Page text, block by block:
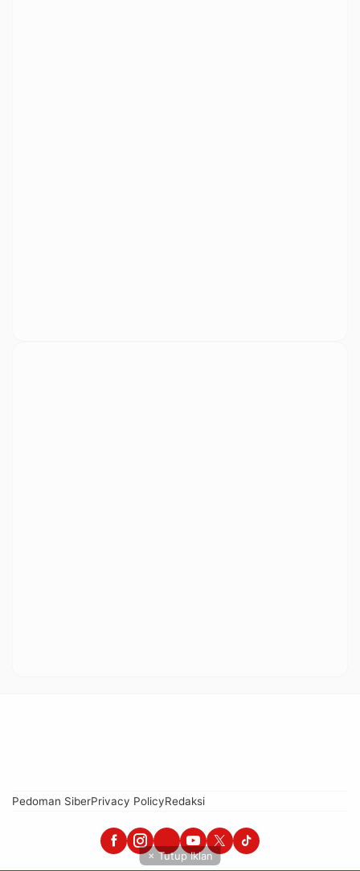
Pedoman SiberPrivacy PolicyRedaksi
× Tutup Iklan